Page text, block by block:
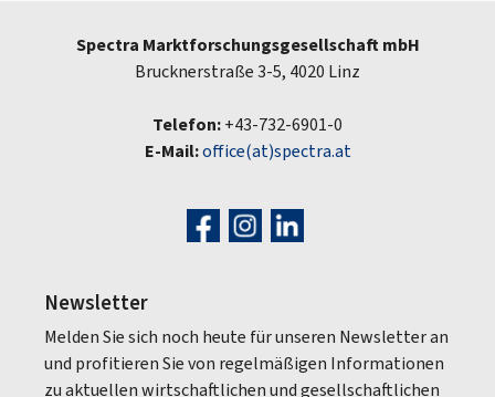
Spectra Marktforschungsgesellschaft mbH
Brucknerstraße 3-5, 4020 Linz
Telefon:+43-732-6901-0
E-Mail:office(at)spectra.at
Newsletter
Melden Sie sich noch heute für unseren Newsletter an
und profitieren Sie von regelmäßigen Informationen
zu aktuellen wirtschaftlichen und gesellschaftlichen